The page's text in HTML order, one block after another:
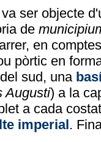
ser objecte
de
en
pòrtic en
sud, una
Augusti) a la
a cada
imperial.